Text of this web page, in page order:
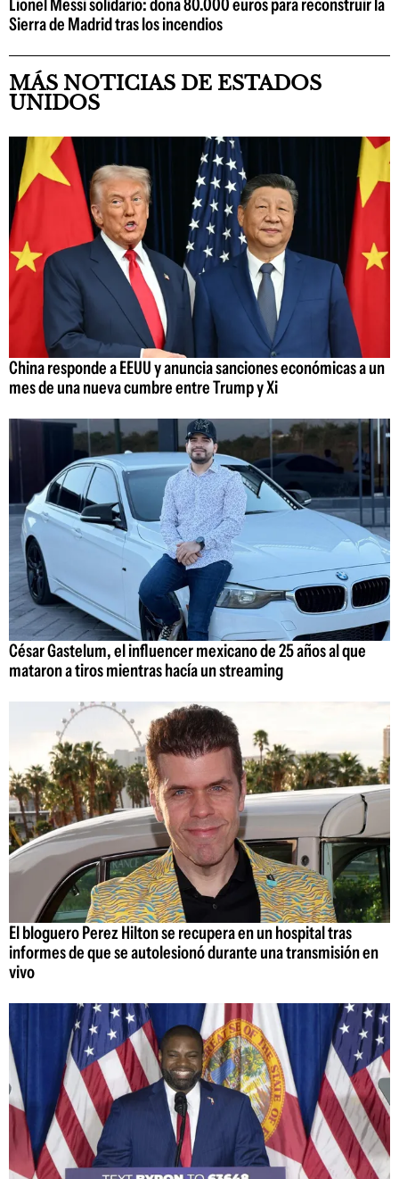
Lionel Messi solidario: dona 80.000 euros para reconstruir la
Sierra de Madrid tras los incendios
MÁS NOTICIAS DE ESTADOS
UNIDOS
China responde a EEUU y anuncia sanciones económicas a un
mes de una nueva cumbre entre Trump y Xi
César Gastelum, el influencer mexicano de 25 años al que
mataron a tiros mientras hacía un streaming
El bloguero Perez Hilton se recupera en un hospital tras
informes de que se autolesionó durante una transmisión en
vivo